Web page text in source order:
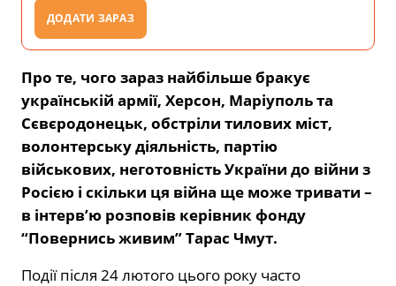
ДОДАТИ ЗАРАЗ
Про те, чого зараз найбільше бракує
українській армії, Херсон, Маріуполь та
Сєвєродонецьк, обстріли тилових міст,
волонтерську діяльність, партію
військових, неготовність України до війни з
Росією і скільки ця війна ще може тривати –
в інтерв’ю розповів керівник фонду
“Повернись живим” Тарас Чмут.
Події після 24 лютого цього року часто